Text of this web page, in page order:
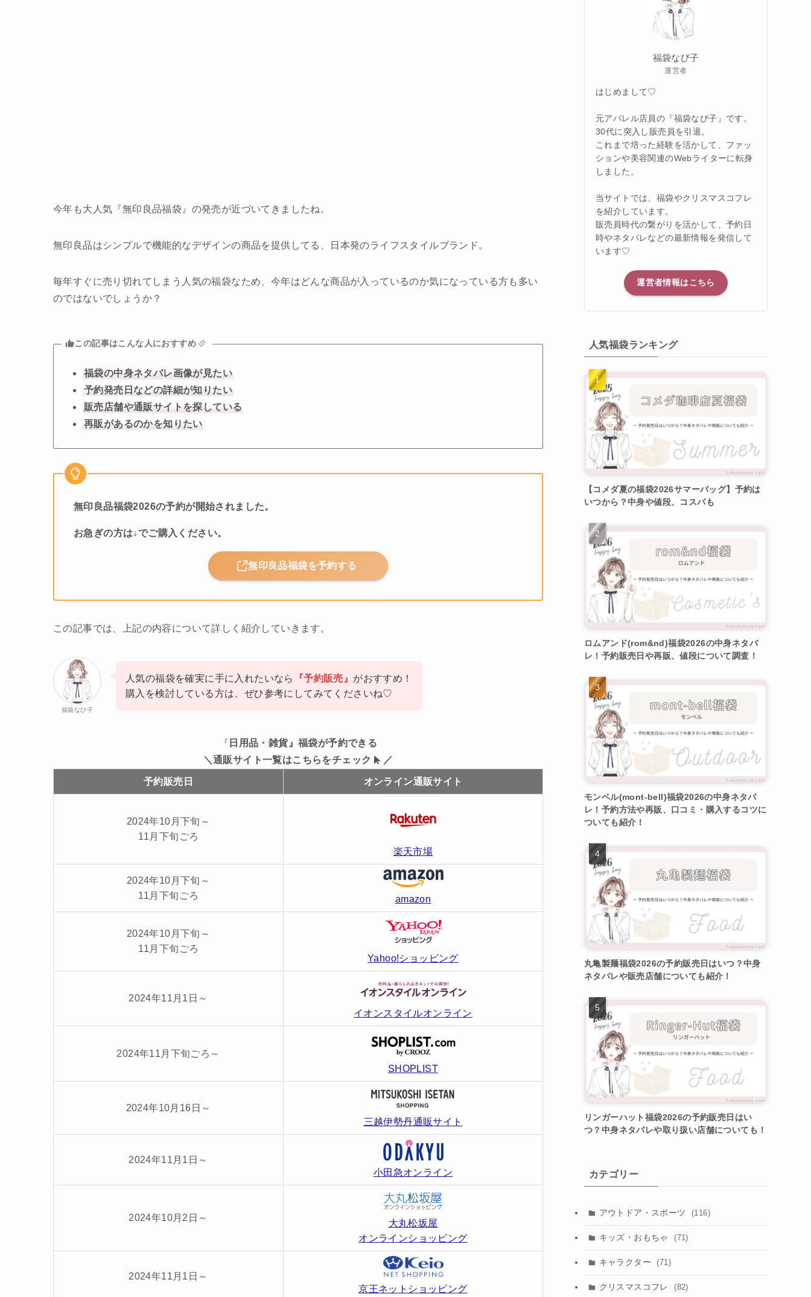
今年も大人気『無印良品福袋』の発売が近づいてきましたね。
無印良品はシンプルで機能的なデザインの商品を提供してる、日本発のライフスタイルブランド。
毎年すぐに売り切れてしまう人気の福袋なため、今年はどんな商品が入っているのか気になっている方も多い
のではないでしょうか？
この記事はこんな人におすすめ
福袋の中身ネタバレ画像が見たい
予約発売日などの詳細が知りたい
販売店舗や通販サイトを探している
再販があるのかを知りたい
無印良品福袋2026の予約が開始されました。
お急ぎの方は↓でご購入ください。
無印良品福袋を予約する
この記事では、上記の内容について詳しく紹介していきます。
福袋なび子
人気の福袋を確実に手に入れたいなら 『予約販売』 がおすすめ！
購入を検討している方は、ぜひ参考にしてみてくださいね♡
『 日用品・雑貨』福袋が予約できる
＼通販サイト一覧はこちらをチェック
／
予約販売日 オンライン通販サイト
2024年10月下旬～
11月下旬ごろ
楽天市場
2024年10月下旬～
11月下旬ごろ
amazon
2024年10月下旬～
11月下旬ごろ
Yahoo!ショッピング
2024年11月1日～
イオンスタイルオンライン
2024年11月下旬ごろ～
SHOPLIST
2024年10月16日～
三越伊勢丹通販サイト
2024年11月1日～
小田急オンライン
2024年10月2日～
大丸松坂屋
オンラインショッピング
2024年11月1日～
京王ネットショッピング
福袋なび子
運営者
はじめまして♡
元アパレル店員の『福袋なび子』です。
30代に突入し販売員を引退。
これまで培った経験を活かして、ファッ
ションや美容関連のWebライターに転身
しました。
当サイトでは、福袋やクリスマスコフレ
を紹介しています。
販売員時代の繋がりを活かして、予約日
時やネタバレなどの最新情報を発信して
います♡
運営者情報はこちら
人気福袋ランキング
【コメダ夏の福袋2026サマーバッグ】予約は
いつから？中身や値段、コスパも
ロムアンド(rom&nd)福袋2026の中身ネタバ
レ！予約販売日や再販、値段について調査！
モンベル(mont-bell)福袋2026の中身ネタバ
レ！予約方法や再販、口コミ・購入するコツに
ついても紹介！
丸亀製麺福袋2026の予約販売日はいつ？中身
ネタバレや販売店舗についても紹介！
リンガーハット福袋2026の予約販売日はい
つ？中身ネタバレや取り扱い店舗についても！
カテゴリー
アウトドア・スポーツ (116)
キッズ・おもちゃ (71)
キャラクター (71)
クリスマスコフレ (82)